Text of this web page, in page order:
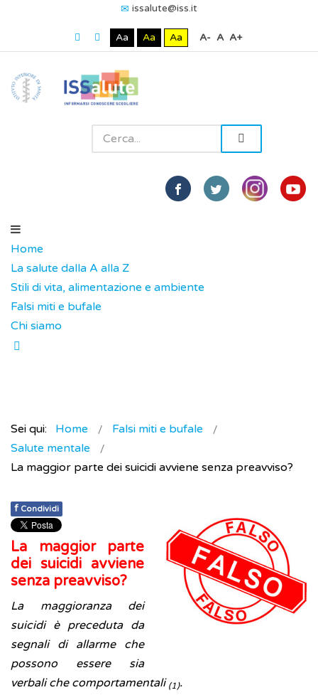
issalute@iss.it
Aa Aa Aa A- A A+
Home
La salute dalla A alla Z
Stili di vita, alimentazione e ambiente
Falsi miti e bufale
Chi siamo
Sei qui: Home
Falsi miti e bufale
Salute mentale
La maggior parte dei suicidi avviene senza preavviso?
f Condividi
La maggior parte
dei suicidi avviene
senza preavviso?
La maggioranza dei
suicidi è preceduta da
segnali di allarme che
possono essere sia
verbali che comportamentali (1).